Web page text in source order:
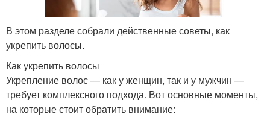
В этом разделе собрали действенные советы, как
укрепить волосы.
Как укрепить волосы
Укрепление волос — как у женщин, так и у мужчин —
требует комплексного подхода. Вот основные моменты,
на которые стоит обратить внимание: